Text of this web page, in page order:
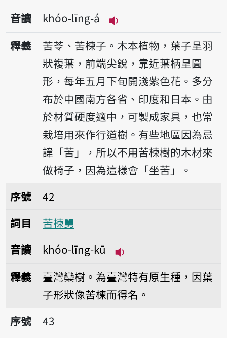
音讀
khóo-līng-á
播放音讀khóo-līng-á
釋義
苦苓、苦楝子。木本植物，葉子呈羽
狀複葉，前端尖銳，靠近葉柄呈圓
形，每年五月下旬開淺紫色花。多分
布於中國南方各省、印度和日本。由
於材質硬度適中，可製成家具，也常
栽培用來作行道樹。有些地區因為忌
諱「苦」，所以不用苦楝樹的木材來
做椅子，因為這樣會「坐苦」。
序號42苦楝舅
序號
42
詞目
苦楝舅
音讀
khóo-līng-kū
釋義
臺灣欒樹。為臺灣特有原生種，因葉
子形狀像苦楝而得名。
序號43劍筍
序號
43